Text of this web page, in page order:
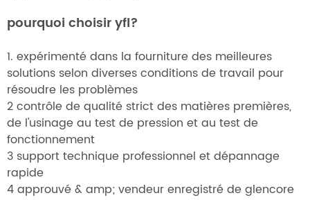
pourquoi choisir yfl?
1. expérimenté dans la fourniture des meilleures
solutions selon diverses conditions de travail pour
résoudre les problèmes
2 contrôle de qualité strict des matières premières,
de l'usinage au test de pression et au test de
fonctionnement
3 support technique professionnel et dépannage
rapide
4 approuvé & amp; vendeur enregistré de glencore